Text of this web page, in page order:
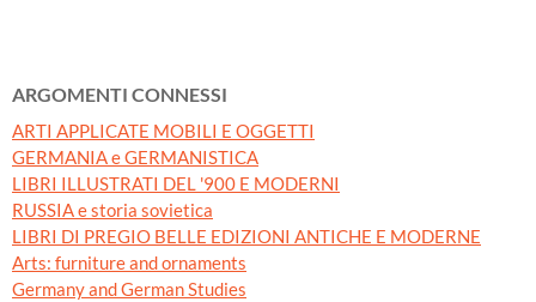
ARGOMENTI CONNESSI
ARTI APPLICATE MOBILI E OGGETTI
GERMANIA e GERMANISTICA
LIBRI ILLUSTRATI DEL '900 E MODERNI
RUSSIA e storia sovietica
LIBRI DI PREGIO BELLE EDIZIONI ANTICHE E MODERNE
Arts: furniture and ornaments
Germany and German Studies